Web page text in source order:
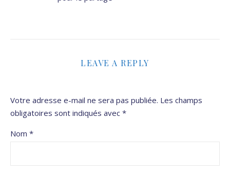
LEAVE A REPLY
Votre adresse e-mail ne sera pas publiée. Les champs
obligatoires sont indiqués avec *
Nom *